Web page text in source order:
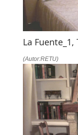
La
(Autor:RETU)